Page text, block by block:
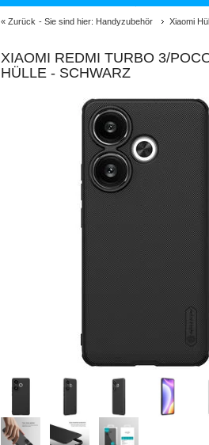
« Zurück - Sie sind hier: Handyzubehör Xiaomi
XIAOMI REDMI TURBO 3/
HÜLLE - SCHWARZ